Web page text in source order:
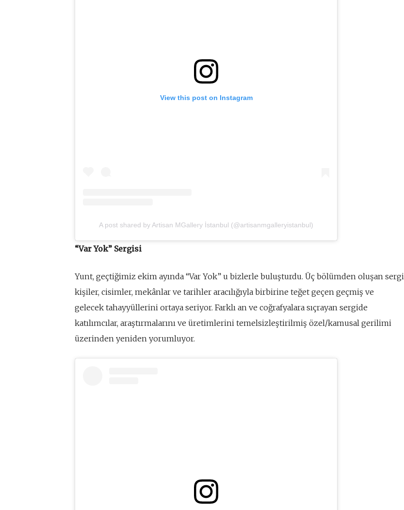
View this post on Instagram
A post shared by Artisan MGallery İstanbul (@artisanmgalleryistanbul)
“Var Yok” Sergisi
Yunt, geçtiğimiz ekim ayında “Var Yok” u bizlerle buluşturdu. Üç bölümden oluşan sergi
kişiler, cisimler, mekânlar ve tarihler aracılığıyla birbirine teğet geçen geçmiş ve
gelecek tahayyüllerini ortaya seriyor. Farklı an ve coğrafyalara sıçrayan sergide
katılımcılar, araştırmalarını ve üretimlerini temelsizleştirilmiş özel/kamusal gerilimi
üzerinden yeniden yorumluyor.